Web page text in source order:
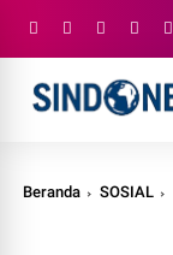
Beranda SOSIAL